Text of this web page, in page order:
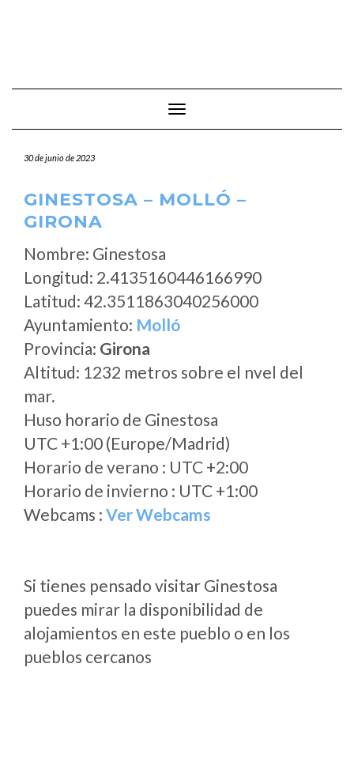
Cambiar modo de navegación
30 de junio de 2023
GINESTOSA – MOLLÓ –
GIRONA
Nombre: Ginestosa
Longitud: 2.4135160446166990
Latitud: 42.3511863040256000
Ayuntamiento: Molló
Provincia: Girona
Altitud: 1232 metros sobre el nvel del
mar.
Huso horario de Ginestosa
UTC +1:00 (Europe/Madrid)
Horario de verano : UTC +2:00
Horario de invierno : UTC +1:00
Webcams : Ver Webcams
Si tienes pensado visitar Ginestosa
puedes mirar la disponibilidad de
alojamientos en este pueblo o en los
pueblos cercanos